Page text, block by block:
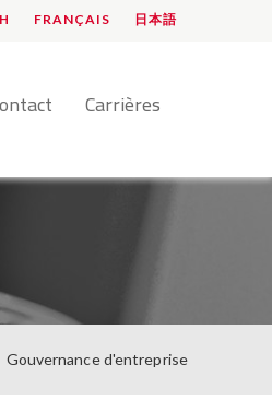
FRANÇAIS 日本語
Carrières
Gouvernance d'entreprise